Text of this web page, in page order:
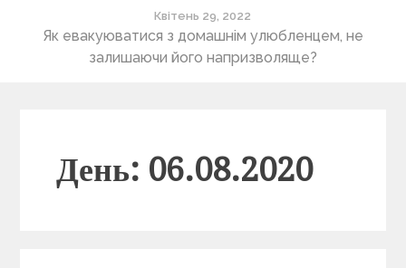
Квітень 29, 2022
Як евакуюватися з домашнім улюбленцем, не
залишаючи його напризволяще?
День: 06.08.2020